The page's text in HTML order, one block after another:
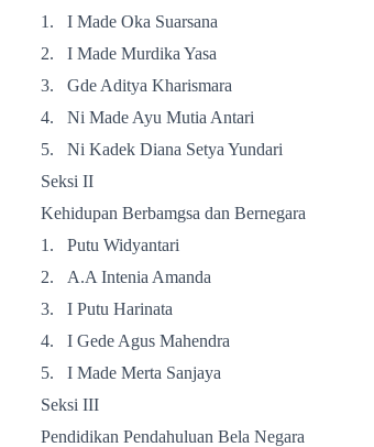
1.
I Made Oka Suarsana
2.
I Made Murdika Yasa
3.
Gde Aditya Kharismara
4.
Ni Made Ayu Mutia Antari
5.
Ni Kadek Diana Setya Yundari
Seksi II
Kehidupan Berbamgsa dan Bernegara
1.
Putu Widyantari
2.
A.A Intenia Amanda
3.
I Putu Harinata
4.
I Gede Agus Mahendra
5.
I Made Merta Sanjaya
Seksi III
Pendidikan Pendahuluan Bela Negara